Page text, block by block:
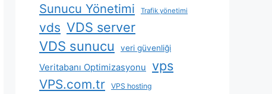
Sunucu Yönetimi Trafik yönetimi
vds VDS server
VDS sunucu
veri güvenliği
Veritabanı Optimizasyonu vps
VPS.com.tr VPS hosting